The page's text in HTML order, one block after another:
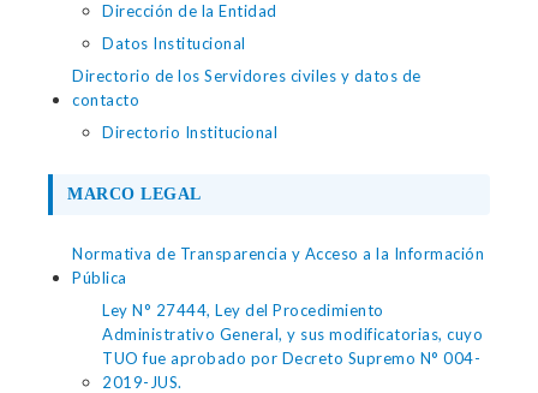
Dirección de la Entidad
Datos Institucional
Directorio de los Servidores civiles y datos de
contacto
Directorio Institucional
MARCO LEGAL
Normativa de Transparencia y Acceso a la Información
Pública
Ley N° 27444, Ley del Procedimiento
Administrativo General, y sus modificatorias, cuyo
TUO fue aprobado por Decreto Supremo N° 004-
2019-JUS.